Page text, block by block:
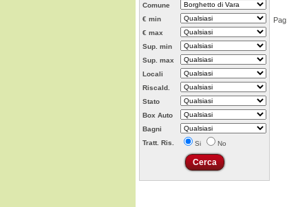
Comune
€ min
€ max
Sup. min
Sup. max
Locali
Riscald.
Stato
Box Auto
Bagni
Tratt. Ris.
Si No
Pag.